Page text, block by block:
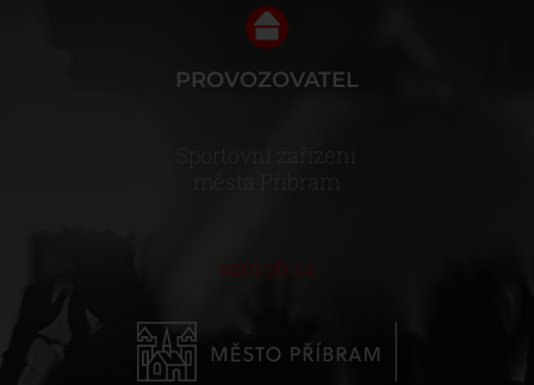
PROVOZOVATEL
Sportovní zařízení
města Příbram
szm.pb.cz